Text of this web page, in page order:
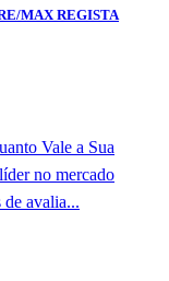
MAX REGISTA
Vale a Sua
no mercado
avalia...